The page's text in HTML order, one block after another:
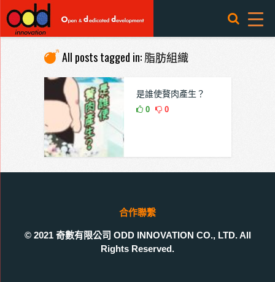
All posts tagged in: 脂肪組織
是誰使贅肉產生？
0 0
合作聯繫
© 2021 奇數有限公司 ODD INNOVATION CO., LTD. All
Rights Reserved.